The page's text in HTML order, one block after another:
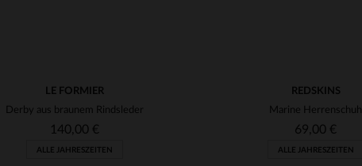
LE FORMIER
Derby aus braunem Rindsleder
140,00 €
ALLE JAHRESZEITEN
REDSKINS
Marine Herrenschuh
69,00 €
ALLE JAHRESZEITEN